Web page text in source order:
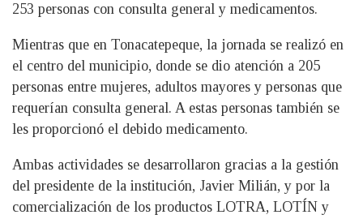
253 personas con consulta general y medicamentos.
Mientras que en Tonacatepeque, la jornada se realizó en
el centro del municipio, donde se dio atención a 205
personas entre mujeres, adultos mayores y personas que
requerían consulta general. A estas personas también se
les proporcionó el debido medicamento.
Ambas actividades se desarrollaron gracias a la gestión
del presidente de la institución, Javier Milián, y por la
comercialización de los productos LOTRA, LOTÍN y